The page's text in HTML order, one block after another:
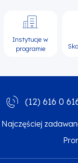
Instytucje w
programie
(12) 616 0
Najczęściej